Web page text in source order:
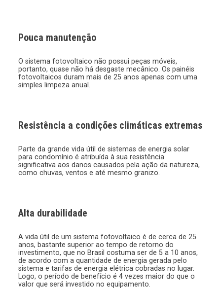
Pouca manutenção
O sistema fotovoltaico não possui peças móveis,
portanto, quase não há desgaste mecânico. Os painéis
fotovoltaicos duram mais de 25 anos apenas com uma
simples limpeza anual.
Resistência a condições climáticas extremas
Parte da grande vida útil de sistemas de energia solar
para condomínio é atribuída à sua resistência
significativa aos danos causados pela ação da natureza,
como chuvas, ventos e até mesmo granizo.
Alta durabilidade
A vida útil de um sistema fotovoltaico é de cerca de 25
anos, bastante superior ao tempo de retorno do
investimento, que no Brasil costuma ser de 5 a 10 anos,
de acordo com a quantidade de energia gerada pelo
sistema e tarifas de energia elétrica cobradas no lugar.
Logo, o período de benefício é 4 vezes maior do que o
valor que será investido no equipamento.